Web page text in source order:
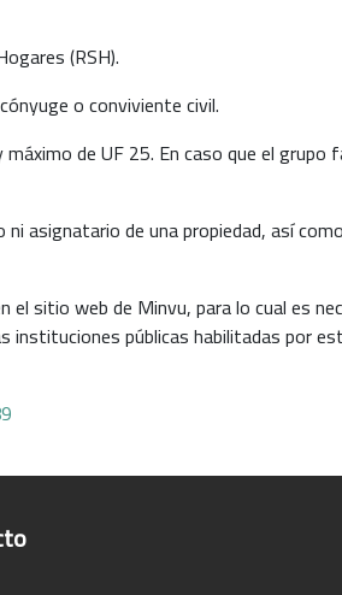
(RSH).
o conviviente civil.
de UF 25. En caso que el
asignatario de una propiedad, así
sitio web de Minvu, para lo cual es
instituciones públicas habilitadas por